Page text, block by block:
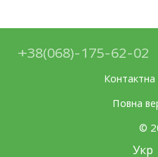
+38(068)-175-62-02
Контактна
Повна
©
Укр